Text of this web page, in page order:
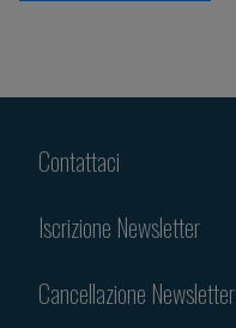
Contattaci
Iscrizione Newsletter
Cancellazione Newsletter